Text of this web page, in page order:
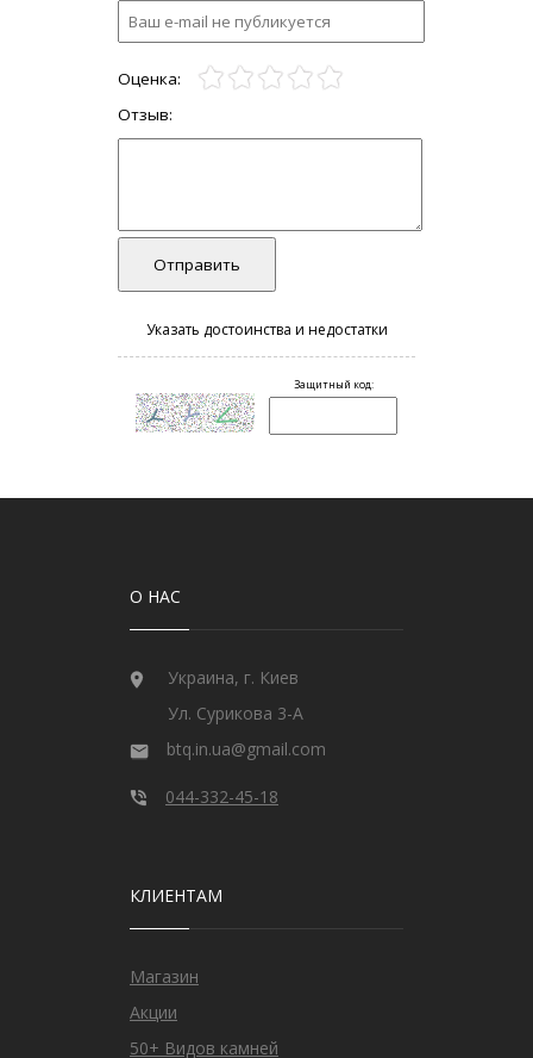
О НАС
Украина, г. Киев
Ул. Сурикова 3-А
btq.in.ua@gmail.com
044-332-45-18
КЛИЕНТАМ
Магазин
Акции
50+ Видов камней